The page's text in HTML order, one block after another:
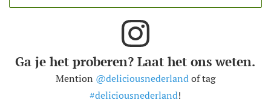
Ga je het proberen? Laat het ons weten.
Mention @deliciousnederlandof tag
#deliciousnederland!